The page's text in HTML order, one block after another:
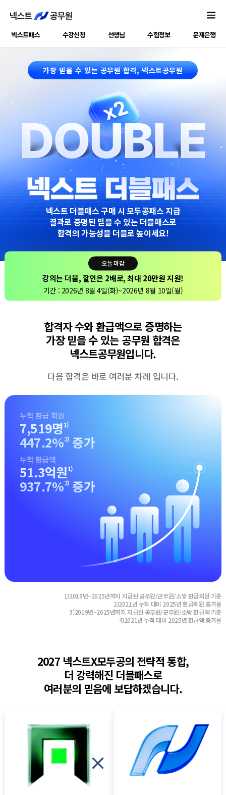
한번,
수강은
넥스트공무원
많은
수험생이
넥스트패스 수강신청 선생님 수험정보 문제은행
가장 믿을 수 있는 공무원 합격, 넥스트공무원
넥스트 더블패스 구매 시 모두공패스 지급
결과로 증명된 믿을 수 있는 더블패스로
합격의 가능성을 더블로 높이세요!
오늘 마감
강의는 더블,할인은 2배로,최대 20만원 지원!
기간 : 2026년 8월 4일(화)~2026년 8월 10일(월)
합격자 수와 환급액으로 증명하는
가장 믿을 수 있는 공무원 합격은
넥스트공무원입니다.
다음 합격은 바로 여러분 차례 입니다.
누적 환급 회원
7,519명1)
447.2%2) 증가
누적 환급액
51.3억원1)
937.7%2) 증가
1)2019년~2025년까지 지급된 공무원/군무원/소방 환급회원 기준
2)2021년 누적 대비 2025년 환급회원 증가율
3)2019년~2025년까지 지급된 공무원/군무원/소방 환급액 기준
4)2021년 누적 대비 2025년 환급액 증가율
2027 넥스트X모두공의 전략적 통합,
더 강력해진 더블패스로
여러분의 믿음에 보답하겠습니다.